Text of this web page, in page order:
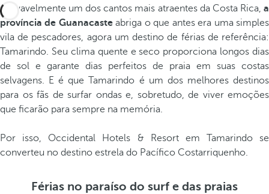
Provavelmente um dos cantos mais atraentes da Costa Rica, a
província de Guanacasteabriga o que antes era uma simples
vila de pescadores, agora um destino de férias de referência:
Tamarindo. Seu clima quente e seco proporciona longos dias
de sol e garante dias perfeitos de praia em suas costas
selvagens. E é que Tamarindo é um dos melhores destinos
para os fãs de surfar ondas e, sobretudo, de viver emoções
que ficarão para sempre na memória.
Por isso, Occidental Hotels & Resort em Tamarindo se
converteu no destino estrela do Pacífico Costarriquenho.
Férias no paraíso do surf e das praias